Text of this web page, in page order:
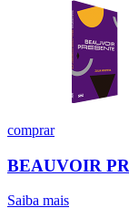
comprar
BEAUVOIR
Saiba mais